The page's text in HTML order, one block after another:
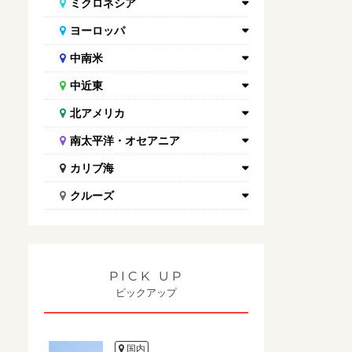
ミクロネシア
ヨーロッパ
中南米
中近東
北アメリカ
南太平洋・オセアニア
カリブ海
クルーズ
PICK UP
ピックアップ
国内